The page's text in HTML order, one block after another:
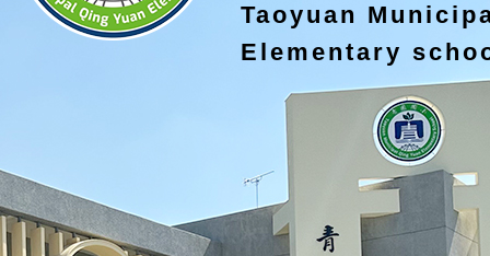
Taoyuan
Elementary